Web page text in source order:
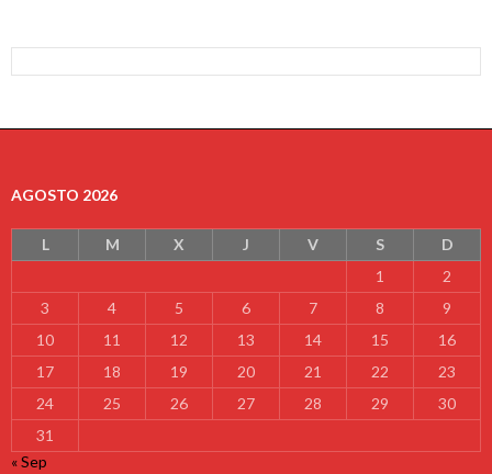
AGOSTO 2026
L M X J V S
D
1
2
3
4 5 6 7 8
9
10
11 12 13 14 15
16
17
18 19 20 21 22
23
24
25 26 27 28 29
30
31
« Sep